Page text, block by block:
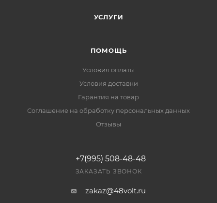
УСЛУГИ
ПОМОЩЬ
Условия оплаты
Условия доставки
Гарантия на товар
Соглашение на обработку персональных данных
Отзывы
+7(995) 508-48-48
ЗАКАЗАТЬ ЗВОНОК
zakaz@48volt.ru